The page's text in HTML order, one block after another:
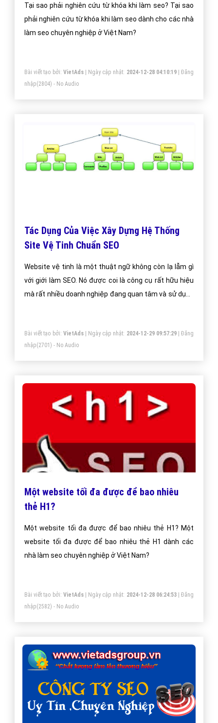
Tại sao phải nghiên cứu từ khóa khi làm seo? Tại sao
phải nghiên cứu từ khóa khi làm seo dành cho các nhà
làm seo chuyên nghiệp ở Việt Nam?
Bài viết tạo bởi: VietAds| Ngày cập nhật: 2024-12-28 04:10:19|Đăng
nhập(2804) - No Audio
Tác Dụng Của Việc Xây Dựng Hệ Thống
Site Vệ Tinh Chuẩn SEO
Website vệ tinh là một thuật ngữ không còn lạ lẫm gì
với giới làm SEO. Nó được coi là công cụ rất hữu hiệu
mà rất nhiều doanh nghiệp đang quan tâm và sử dụng
Bài viết tạo bởi: VietAds| Ngày cập nhật: 2024-12-29 09:57:29|Đăng
nhập(2701) - No Audio
Một website tối đa được để bao nhiêu
thẻ H1?
Một website tối đa được để bao nhiêu thẻ H1? Một
website tối đa được để bao nhiêu thẻ H1 dành các
nhà làm seo chuyên nghiệp ở Việt Nam?
Bài viết tạo bởi: VietAds| Ngày cập nhật: 2024-12-28 06:24:53|Đăng
nhập(2582) - No Audio